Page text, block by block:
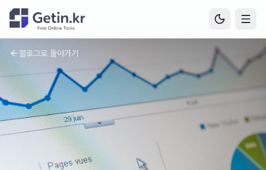
블로그로 돌아가기